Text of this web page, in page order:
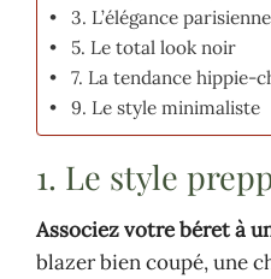
3. L’élégance parisienne
5. Le total look noir
7. La tendance hippie-
9. Le style minimaliste
1. Le style
Associez votre béret à
blazer bien coupé, une